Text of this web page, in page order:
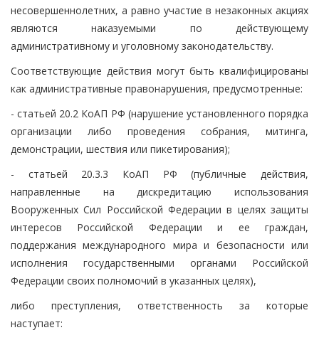
несовершеннолетних, а равно участие в незаконных акциях
являются наказуемыми по действующему
административному и уголовному законодательству.
Соответствующие действия могут быть квалифицированы
как административные правонарушения, предусмотренные:
- статьей 20.2 КоАП РФ (нарушение установленного порядка
организации либо проведения собрания, митинга,
демонстрации, шествия или пикетирования);
- статьей 20.3.3 КоАП РФ (публичные действия,
направленные на дискредитацию использования
Вооруженных Сил Российской Федерации в целях защиты
интересов Российской Федерации и ее граждан,
поддержания международного мира и безопасности или
исполнения государственными органами Российской
Федерации своих полномочий в указанных целях),
либо преступления, ответственность за которые
наступает: